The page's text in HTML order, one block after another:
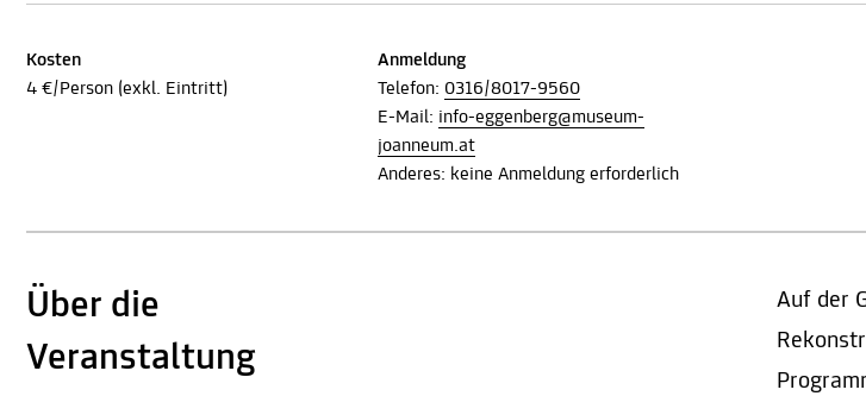
Kosten
4 €/Person (exkl. Eintritt)
Anmeldung
Telefon: 0316/8017-9560
E-Mail: info-eggenberg@museum-
joanneum.at
Anderes: keine Anmeldung erforderlich
Über die
Veranstaltung
Auf der